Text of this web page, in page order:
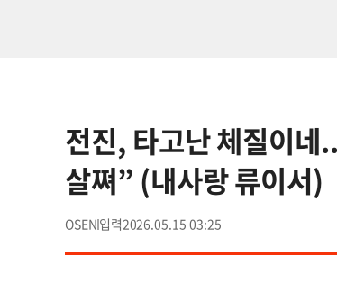
전진, 타고난 체질이
살쪄” (내사랑 류이서)
OSEN 2026.05.15 03:25